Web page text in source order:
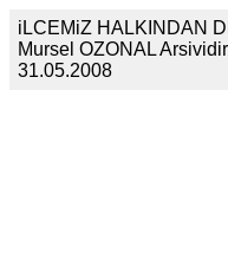
iLCEMiZ HALKINDAN
Mursel OZONAL
31.05.2008